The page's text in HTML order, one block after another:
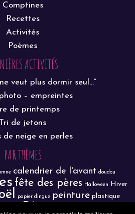
Comptines
Recettes
Activités
Poèmes
ACTIVITÉS
veut plus dormir seul…”
– empreintes
de printemps
Tri de jetons
de neige en perles
PAR THÈMES
calendrier de l'avant doudou
fête des pères Halloween Hiver
papier dingue peinture plastique